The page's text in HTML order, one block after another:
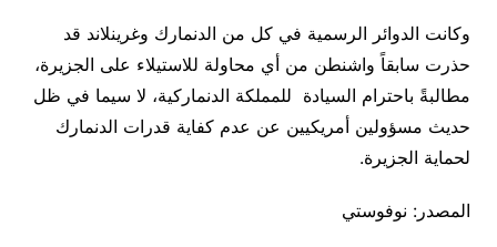
وكانت الدوائر الرسمية في كل من الدنمارك وغرينلاند قد
حذرت سابقاً واشنطن من أي محاولة للاستيلاء على الجزيرة،
مطالبةً باحترام السيادة للمملكة الدنماركية، لا سيما في ظل
حديث مسؤولين أمريكيين عن عدم كفاية قدرات الدنمارك
لحماية الجزيرة.
المصدر: نوفوستي